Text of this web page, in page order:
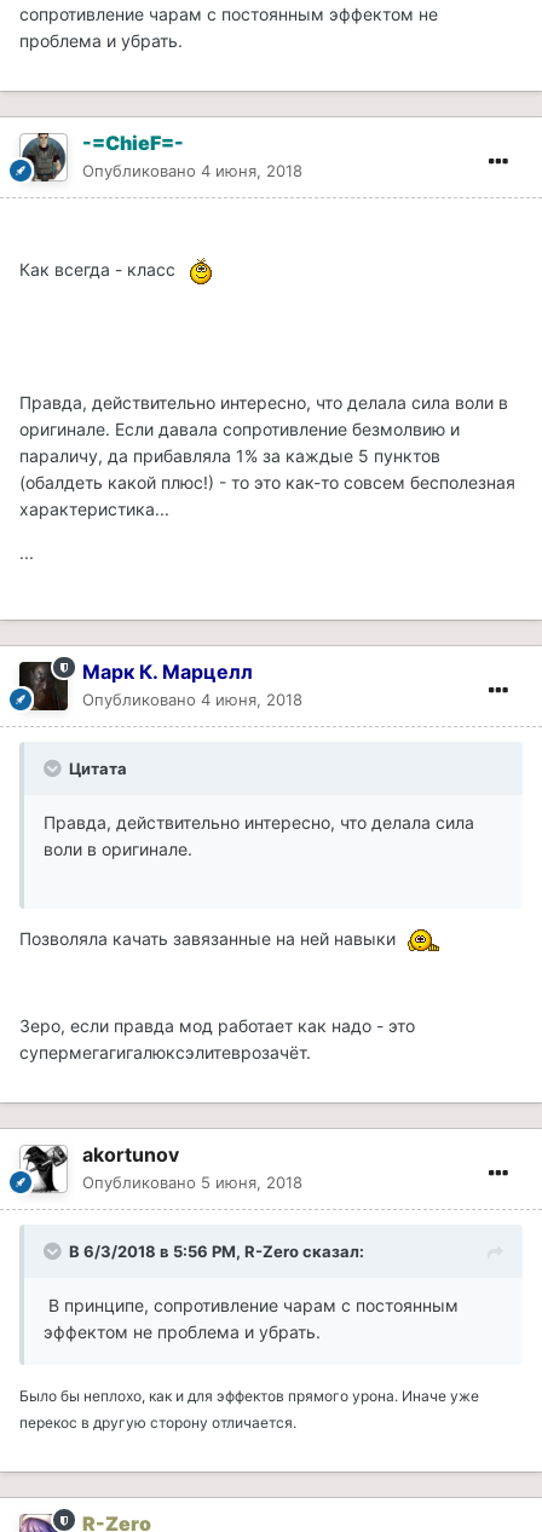
сопротивление чарам с постоянным эффектом не
проблема и убрать.
-=ChieF=-
Опубликовано 4 июня, 2018
Как всегда - класс
Правда, действительно интересно, что делала сила воли в
оригинале. Если давала сопротивление безмолвию и
параличу, да прибавляла 1% за каждые 5 пунктов
(обалдеть какой плюс!) - то это как-то совсем бесполезная
характеристика...
...
Марк К. Марцелл
Опубликовано 4 июня, 2018
Цитата
Правда, действительно интересно, что делала сила
воли в оригинале.
Позволяла качать завязанные на ней навыки
Зеро, если правда мод работает как надо - это
супермегагигалюксэлитеврозачёт.
akortunov
Опубликовано 5 июня, 2018
В 6/3/2018 в 5:56 PM, R-Zero сказал:
В принципе, сопротивление чарам с постоянным
эффектом не проблема и убрать.
Было бы неплохо, как и для эффектов прямого урона. Иначе уже
перекос в другую сторону отличается.
R-Zero